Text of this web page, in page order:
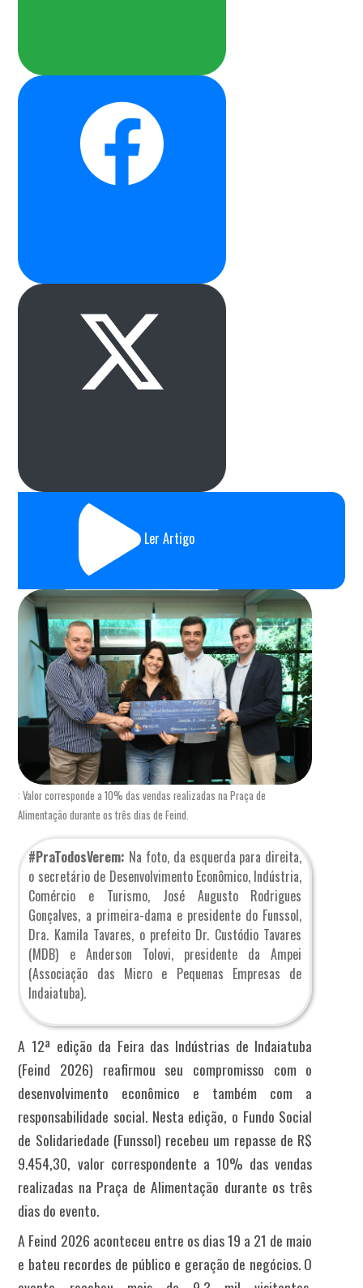
Ler Artigo
: Valor corresponde a 10% das vendas realizadas na Praça de
Alimentação durante os três dias de Feind.
#PraTodosVerem: Na foto, da esquerda para direita,
o secretário de Desenvolvimento Econômico, Indústria,
Comércio e Turismo, José Augusto Rodrigues
Gonçalves, a primeira-dama e presidente do Funssol,
Dra. Kamila Tavares, o prefeito Dr. Custódio Tavares
(MDB) e Anderson Tolovi, presidente da Ampei
(Associação das Micro e Pequenas Empresas de
Indaiatuba).
A 12ª edição da Feira das Indústrias de Indaiatuba
(Feind 2026) reafirmou seu compromisso com o
desenvolvimento econômico e também com a
responsabilidade social. Nesta edição, o Fundo Social
de Solidariedade (Funssol) recebeu um repasse de R$
9.454,30, valor correspondente a 10% das vendas
realizadas na Praça de Alimentação durante os três
dias do evento.
A Feind 2026 aconteceu entre os dias 19 a 21 de maio
e bateu recordes de público e geração de negócios. O